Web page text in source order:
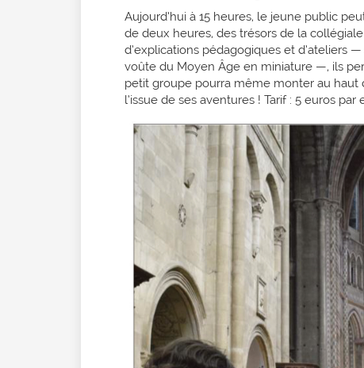
Aujourd’hui à 15 heures, le jeune public
de deux heures, des trésors de la
d’explications pédagogiques et d’ateliers
voûte du Moyen Âge en miniature —, ils
petit groupe pourra même monter au haut
l’issue de ses aventures ! Tarif : 5 euros